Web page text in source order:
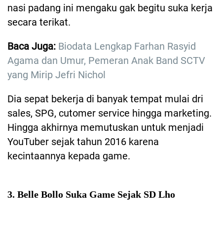
nasi padang ini mengaku gak begitu suka kerja
secara terikat.
Baca Juga: Biodata Lengkap Farhan Rasyid
Agama dan Umur, Pemeran Anak Band SCTV
yang Mirip Jefri Nichol
Dia sepat bekerja di banyak tempat mulai dri
sales, SPG, cutomer service hingga marketing.
Hingga akhirnya memutuskan untuk menjadi
YouTuber sejak tahun 2016 karena
kecintaannya kepada game.
3. Belle Bollo Suka Game Sejak SD Lho